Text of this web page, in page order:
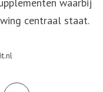
centraal staat.